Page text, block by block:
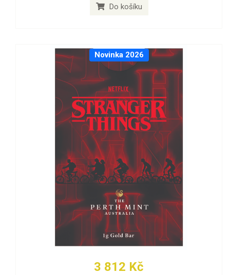
Do košíku
Novinka 2026
3 812 Kč